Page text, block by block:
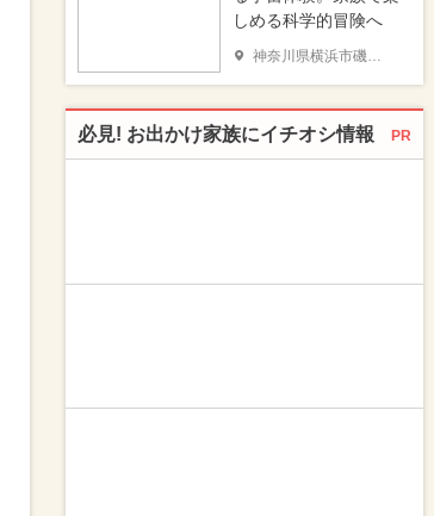
しめる科学的冒険へ
神奈川県横浜市磯子区
必見! お出かけ家族にイチオシ情報 PR